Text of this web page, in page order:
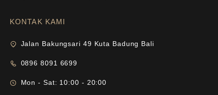
KONTAK KAMI
Jalan Bakungsari 49 Kuta Badung Bali
0896 8091 6699
Mon - Sat: 10:00 - 20:00